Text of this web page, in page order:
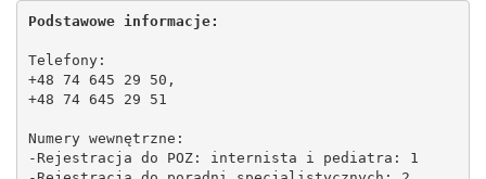
Podstawowe informacje:
Telefony:
+48 74 645 29 50,
+48 74 645 29 51
Numery wewnętrzne:
-Rejestracja do POZ: internista i pediatra: 1